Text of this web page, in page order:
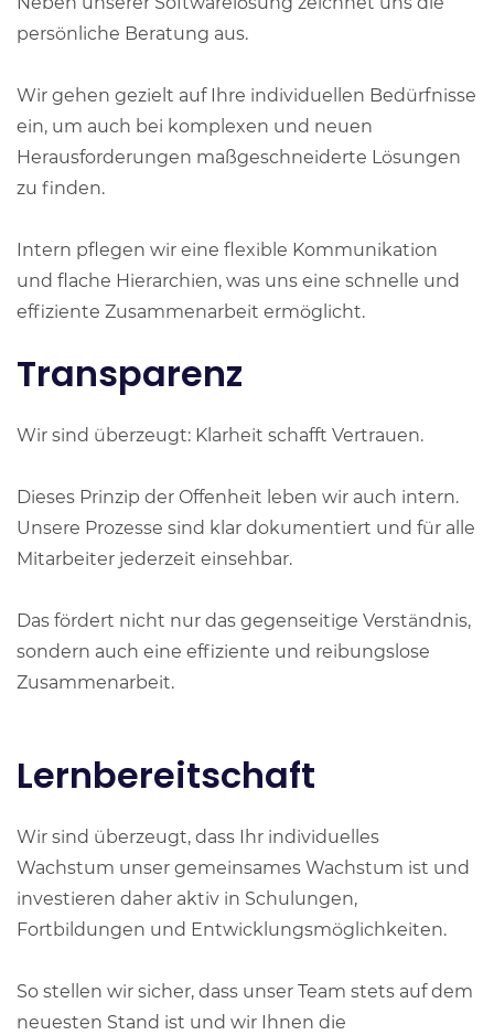
persönliche Beratung aus.
Wir gehen gezielt auf Ihre individuellen Bedürfnisse
ein, um auch bei komplexen und neuen
Herausforderungen maßgeschneiderte Lösungen
zu finden.
Intern pflegen wir eine flexible Kommunikation
und flache Hierarchien, was uns eine schnelle und
effiziente Zusammenarbeit ermöglicht.
Transparenz
Wir sind überzeugt: Klarheit schafft Vertrauen.
Dieses Prinzip der Offenheit leben wir auch intern.
Unsere Prozesse sind klar dokumentiert und für alle
Mitarbeiter jederzeit einsehbar.
Das fördert nicht nur das gegenseitige Verständnis,
sondern auch eine effiziente und reibungslose
Zusammenarbeit.
Lernbereitschaft
Wir sind überzeugt, dass Ihr individuelles
Wachstum unser gemeinsames Wachstum ist und
investieren daher aktiv in Schulungen,
Fortbildungen und Entwicklungsmöglichkeiten.
So stellen wir sicher, dass unser Team stets auf dem
neuesten Stand ist und wir Ihnen die